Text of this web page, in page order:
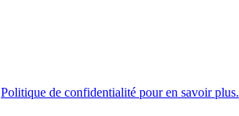
Politique de confidentialité pour en savoir plus.